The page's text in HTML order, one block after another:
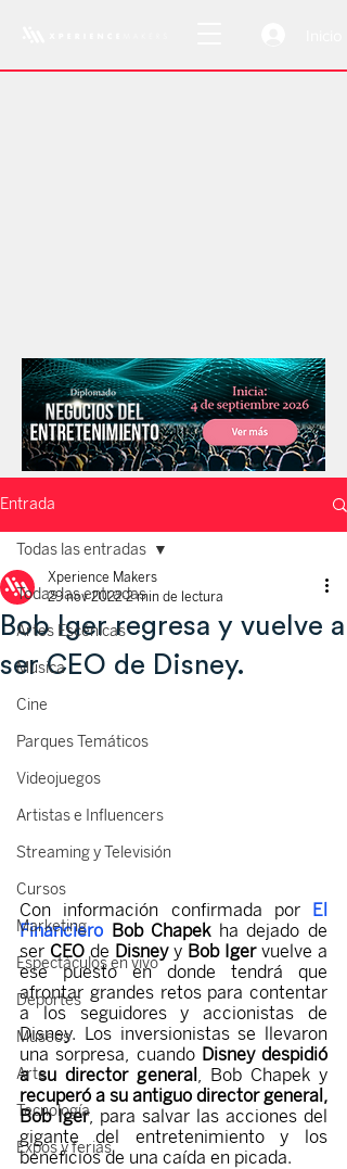
Entrada
Todas las entradas
Artes Escénicas
Música
Cine
Parques Temáticos
Videojuegos
Artistas e Influencers
Streaming y Televisión
Cursos
Marketing
Espectáculos en vivo
Deportes
Museos
Arte
Tecnología
Expos y ferias
Todas las entradas
Bob Iger regresa y vuelve a
ser CEO de Disney.
Xperience Makers
29 nov 2022 2 min de lectura
Con información confirmada por El
Financiero Bob Chapek ha dejado de
ser CEO de Disney y Bob Iger vuelve a
ese puesto en donde tendrá que
afrontar grandes retos para contentar
a los seguidores y accionistas de
Disney. Los inversionistas se llevaron
una sorpresa, cuando Disney despidió
a su director general
recuperó a su antiguo director general,
Bob Iger, para salvar las acciones del
gigante del entretenimiento y los
beneficios de una caída en picada.